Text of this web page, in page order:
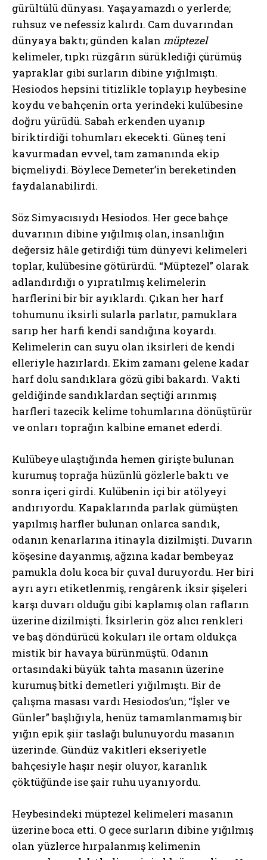
gürültülü dünyası. Yaşayamazdı o yerlerde;
ruhsuz ve nefessiz kalırdı. Cam duvarından
dünyaya baktı; günden kalan müptezel
kelimeler, tıpkı rüzgârın sürüklediği çürümüş
yapraklar gibi surların dibine yığılmıştı.
Hesiodos hepsini titizlikle toplayıp heybesine
koydu ve bahçenin orta yerindeki kulübesine
doğru yürüdü. Sabah erkenden uyanıp
biriktirdiği tohumları ekecekti. Güneş teni
kavurmadan evvel, tam zamanında ekip
biçmeliydi. Böylece Demeter’in bereketinden
faydalanabilirdi.
Söz Simyacısıydı Hesiodos. Her gece bahçe
duvarının dibine yığılmış olan, insanlığın
değersiz hâle getirdiği tüm dünyevi kelimeleri
toplar, kulübesine götürürdü. “Müptezel” olarak
adlandırdığı o yıpratılmış kelimelerin
harflerini bir bir ayıklardı. Çıkan her harf
tohumunu iksirli sularla parlatır, pamuklara
sarıp her harfi kendi sandığına koyardı.
Kelimelerin can suyu olan iksirleri de kendi
elleriyle hazırlardı. Ekim zamanı gelene kadar
harf dolu sandıklara gözü gibi bakardı. Vakti
geldiğinde sandıklardan seçtiği arınmış
harfleri tazecik kelime tohumlarına dönüştürür
ve onları toprağın kalbine emanet ederdi.
Kulübeye ulaştığında hemen girişte bulunan
kurumuş toprağa hüzünlü gözlerle baktı ve
sonra içeri girdi. Kulübenin içi bir atölyeyi
andırıyordu. Kapaklarında parlak gümüşten
yapılmış harfler bulunan onlarca sandık,
odanın kenarlarına itinayla dizilmişti. Duvarın
köşesine dayanmış, ağzına kadar bembeyaz
pamukla dolu koca bir çuval duruyordu. Her biri
ayrı ayrı etiketlenmiş, rengârenk iksir şişeleri
karşı duvarı olduğu gibi kaplamış olan rafların
üzerine dizilmişti. İksirlerin göz alıcı renkleri
ve baş döndürücü kokuları ile ortam oldukça
mistik bir havaya bürünmüştü. Odanın
ortasındaki büyük tahta masanın üzerine
kurumuş bitki demetleri yığılmıştı. Bir de
çalışma masası vardı Hesiodos’un; “İşler ve
Günler” başlığıyla, henüz tamamlanmamış bir
yığın epik şiir taslağı bulunuyordu masanın
üzerinde. Gündüz vakitleri ekseriyetle
bahçesiyle haşır neşir oluyor, karanlık
çöktüğünde ise şair ruhu uyanıyordu.
Heybesindeki müptezel kelimeleri masanın
üzerine boca etti. O gece surların dibine yığılmış
olan yüzlerce hırpalanmış kelimenin